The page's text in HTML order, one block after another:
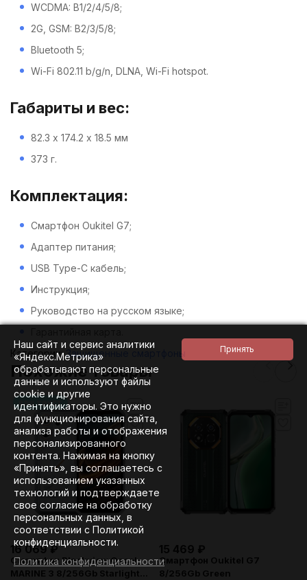
WCDMA: B1/2/4/5/8;
2G, GSM: B2/3/5/8;
Bluetooth 5;
Wi-Fi 802.11 b/g/n, DLNA, Wi-Fi hotspot.
Габариты и вес:
82.3 х 174.2 х 18.5 мм
373 г.
Комплектация:
Смартфон Oukitel G7;
Адаптер питания;
USB Type-C кабель;
Инструкция;
Руководство на русском языке;
Категории:Защищенные смартфоны
Похожие товары
ваш текст
16 069 ₽
Смартфон Blackview Oscal
MARINE 3 8/256Gb Starlight
15 469 ₽
Смартфон Oukitel G7
8/256Gb Green
Наш сайт и сервис аналитики
«Яндекс.Метрика»
обрабатывают персональные
данные и используют файлы
cookie и другие
идентификаторы. Это нужно
для функционирования сайта,
анализа работы и отображения
персонализированного
контента. Нажимая на кнопку
«Принять», вы соглашаетесь с
использованием указанных
технологий и подтверждаете
свое согласие на обработку
персональных данных, в
соответствии с Политикой
конфиденциальности.
Политика конфиденциальности